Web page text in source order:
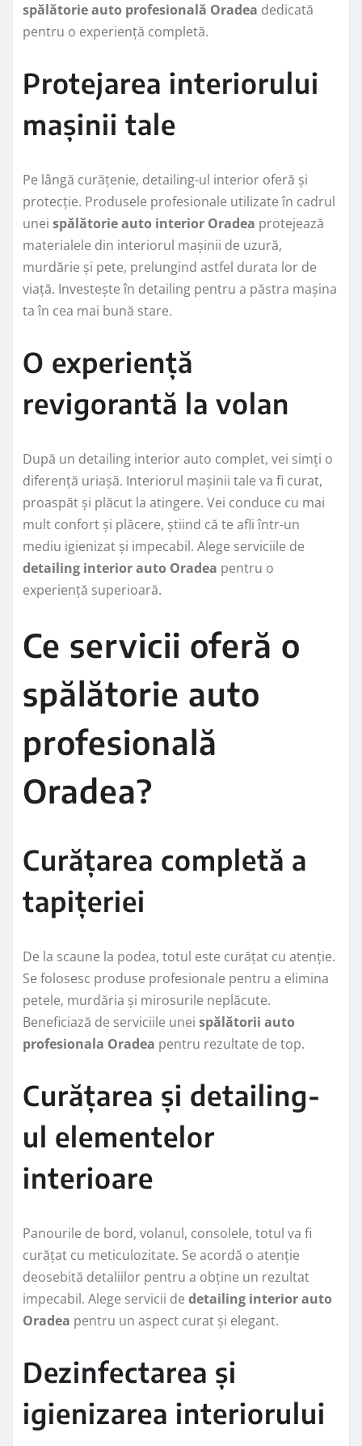
spălătorie auto profesională Oradea dedicată
pentru o experiență completă.
Protejarea interiorului
mașinii tale
Pe lângă curățenie, detailing-ul interior oferă și
protecție. Produsele profesionale utilizate în cadrul
unei spălătorie auto interior Oradea protejează
materialele din interiorul mașinii de uzură,
murdărie și pete, prelungind astfel durata lor de
viață. Investește în detailing pentru a păstra mașina
ta în cea mai bună stare.
O experiență
revigorantă la volan
După un detailing interior auto complet, vei simți o
diferență uriașă. Interiorul mașinii tale va fi curat,
proaspăt și plăcut la atingere. Vei conduce cu mai
mult confort și plăcere, știind că te afli într-un
mediu igienizat și impecabil. Alege serviciile de
detailing interior auto Oradea pentru o
experiență superioară.
Ce servicii oferă o
spălătorie auto
profesională
Oradea?
Curățarea completă a
tapițeriei
De la scaune la podea, totul este curățat cu atenție.
Se folosesc produse profesionale pentru a elimina
petele, murdăria și mirosurile neplăcute.
Beneficiază de serviciile unei spălătorii auto
profesionala Oradea pentru rezultate de top.
Curățarea și detailing-
ul elementelor
interioare
Panourile de bord, volanul, consolele, totul va fi
curățat cu meticulozitate. Se acordă o atenție
deosebită detaliilor pentru a obține un rezultat
impecabil. Alege servicii de detailing interior auto
Oradea pentru un aspect curat și elegant.
Dezinfectarea și
igienizarea interiorului